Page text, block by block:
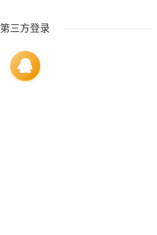
第三方登录